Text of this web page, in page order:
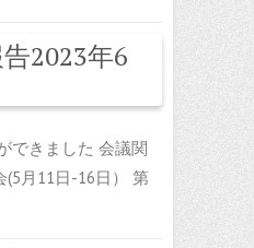
2023年6
できました 会議関
(5月11日-16日） 第